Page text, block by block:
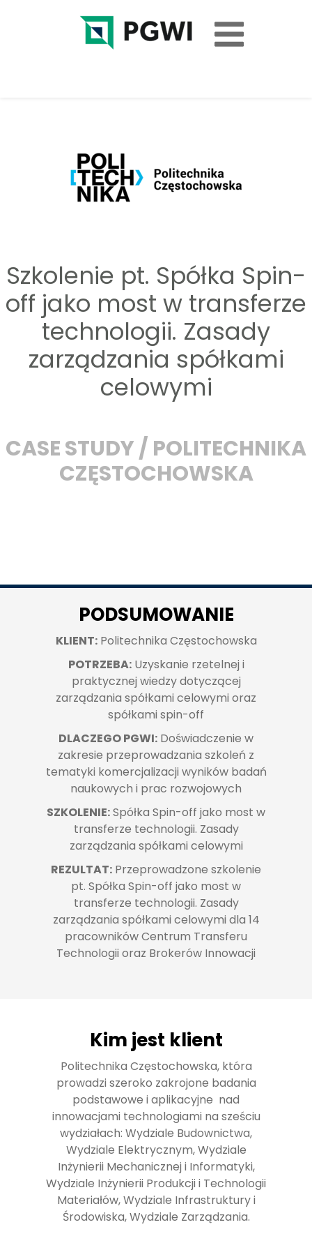
Szkolenie pt. Spółka Spin-
off jako most w transferze
technologii. Zasady
zarządzania spółkami
celowymi
Politechnika Częstochowska, która
prowadzi szeroko zakrojone badania
podstawowe i aplikacyjne nad
innowacjami technologiami na sześciu
wydziałach: Wydziale Budownictwa,
Wydziale Elektrycznym, Wydziale
Inżynierii Mechanicznej i Informatyki,
Wydziale Inżynierii Produkcji i Technologii
Materiałów, Wydziale Infrastruktury i
Środowiska, Wydziale Zarządzania.
Kim jest klient
PODSUMOWANIE
KLIENT:Politechnika Częstochowska
POTRZEBA:Uzyskanie rzetelnej i
praktycznej wiedzy dotyczącej
zarządzania spółkami celowymi oraz
spółkami spin-off
DLACZEGO PGWI: Doświadczenie w
zakresie przeprowadzania szkoleń z
tematyki komercjalizacji wyników badań
naukowych i prac rozwojowych
SZKOLENIE:Spółka Spin-off jako most w
transferze technologii. Zasady
zarządzania spółkami celowymi
REZULTAT: Przeprowadzone szkolenie
pt. Spółka Spin-off jako most w
transferze technologii. Zasady
zarządzania spółkami celowymi dla 14
pracowników Centrum Transferu
Technologii oraz Brokerów Innowacji
CASE STUDY / POLITECHNIKA
CZĘSTOCHOWSKA